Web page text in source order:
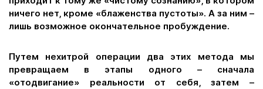
ничего нет, кроме «блаженства пустоты». А за ним –
лишь возможное окончательное пробуждение.
Путем нехитрой операции два этих метода мы
превращаем в этапы одного – сначала
«отодвигание» реальности от себя, затем –